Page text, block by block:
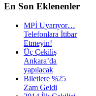
En Son Eklenenler
MPİ Uyarıyor…
Telefonlara İtibar
Etmeyin!
Üç Çekiliş
Ankara’da
yapılacak
Biletlere %25
Zam Geldi